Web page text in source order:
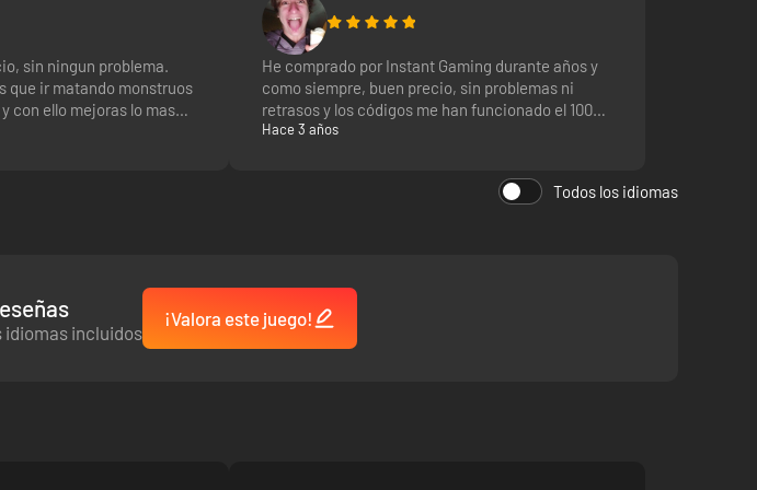
sin ningun problema.
que ir matando monstruos
con ello mejoras lo mas
no aumente demasiado la
He comprado por Instant Gaming durante años y
como siempre, buen precio, sin problemas ni
retrasos y los códigos me han funcionado el 100%
de las veces, todo perfe
Hace 3 años
Todos los idiomas
idiomas incluidos
¡Valora este juego!